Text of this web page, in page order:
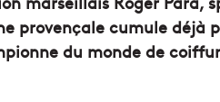
provençale cumule déjà
du monde de